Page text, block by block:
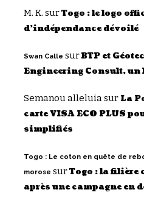
M. K. surTogo : le logo
d’indépendance dévoilé
Swan Calle surBTP et
Engineering Consult, un
Semanou alleluiasurLa
carte VISA ECO PLUS
simplifiés
Togo : Le coton en quête de
morose surTogo : la filière
après une campagne en